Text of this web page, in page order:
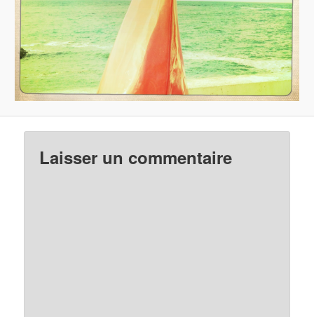
Laisser un commentaire